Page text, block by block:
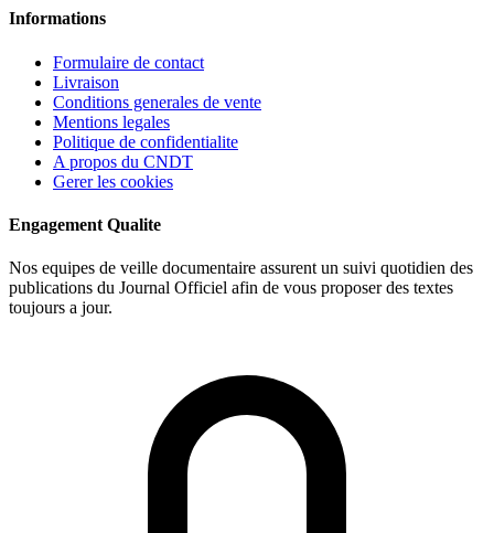
Informations
Formulaire de contact
Livraison
Conditions generales de vente
Mentions legales
Politique de confidentialite
A propos du CNDT
Gerer les cookies
Engagement Qualite
Nos equipes de veille documentaire assurent un suivi quotidien des
publications du Journal Officiel afin de vous proposer des textes
toujours a jour.